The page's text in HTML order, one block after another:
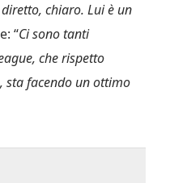
chiaro. Lui è un
“Ci sono tanti
che rispetto
sta facendo un ottimo